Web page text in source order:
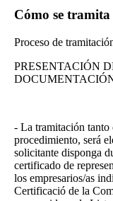
Cómo se tramita
Proceso de
PRESENTACIÓN
- La tramitación tanto
procedimiento, será
solicitante disponga
certificado de
los empresarios/as
Certificació de la